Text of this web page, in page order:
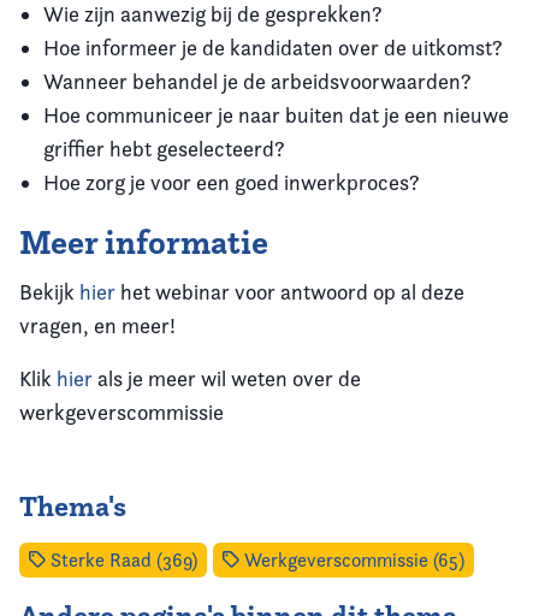
Wie zijn aanwezig bij de gesprekken?
Hoe informeer je de kandidaten over de uitkomst?
Wanneer behandel je de arbeidsvoorwaarden?
Hoe communiceer je naar buiten dat je een nieuwe
griffier hebt geselecteerd?
Hoe zorg je voor een goed inwerkproces?
Meer informatie
Bekijk hier het webinar voor antwoord op al deze
vragen, en meer!
Klik hierals je meer wil weten over de
werkgeverscommissie
Thema's
Sterke Raad (369) Werkgeverscommissie (65)